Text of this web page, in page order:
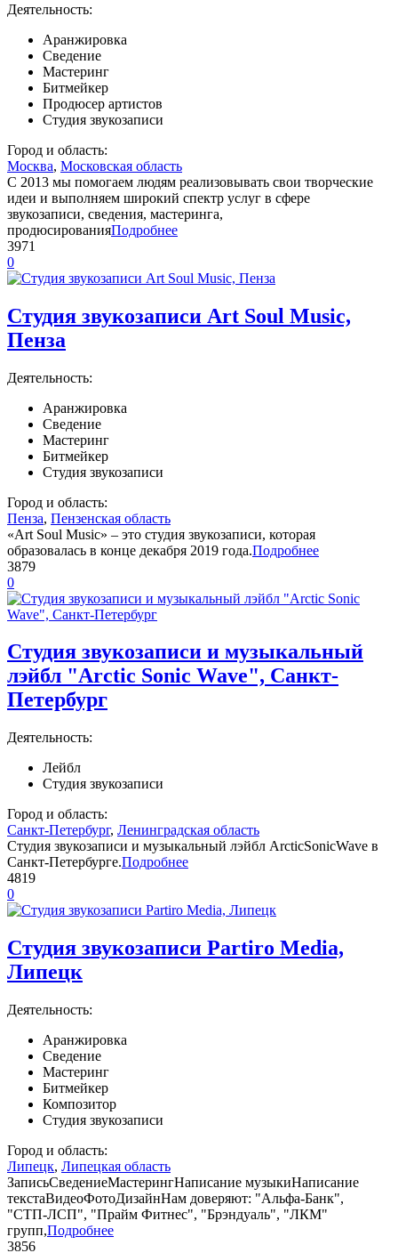
Деятельность:
Аранжировка
Сведение
Мастеринг
Битмейкер
Продюсер артистов
Студия звукозаписи
Город и область:
Москва, Московская область
С 2013 мы помогаем людям реализовывать свои творческие
идеи и выполняем широкий спектр услуг в сфере
звукозаписи, сведения, мастеринга,
продюсированияПодробнее
3971
0
Студия звукозаписи Art Soul Music,
Пенза
Деятельность:
Аранжировка
Сведение
Мастеринг
Битмейкер
Студия звукозаписи
Город и область:
Пенза, Пензенская область
«Art Soul Music» – это студия звукозаписи, которая
образовалась в конце декабря 2019 года.Подробнее
3879
0
Студия звукозаписи и музыкальный
лэйбл "Arctic Sonic Wave", Санкт-
Петербург
Деятельность:
Лейбл
Студия звукозаписи
Город и область:
Санкт-Петербург, Ленинградская область
Студия звукозаписи и музыкальный лэйбл ArcticSonicWave в
Санкт-Петербурге.Подробнее
4819
0
Студия звукозаписи Partiro Media,
Липецк
Деятельность:
Аранжировка
Сведение
Мастеринг
Битмейкер
Композитор
Студия звукозаписи
Город и область:
Липецк, Липецкая область
ЗаписьСведениеМастерингНаписание музыкиНаписание
текстаВидеоФотоДизайнНам доверяют: "Альфа-Банк",
"СТП-ЛСП", "Прайм Фитнес", "Брэндуаль", "ЛКМ"
групп,Подробнее
3856